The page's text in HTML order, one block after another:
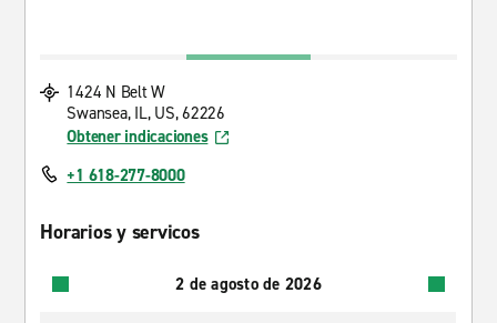
1424 N Belt W
Swansea, IL, US, 62226
Obtener indicaciones
+1 618-277-8000
Horarios y servicos
2 de agosto de 2026